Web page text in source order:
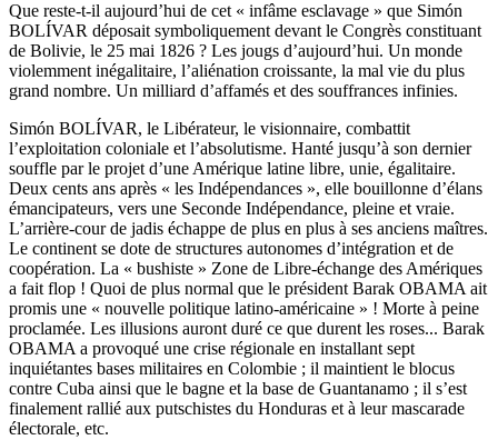
Que reste-t-il aujourd’hui de cet « infâme esclavage » que Simón
BOLÍVAR déposait symboliquement devant le Congrès constituant
de Bolivie, le 25 mai 1826 ? Les jougs d’aujourd’hui. Un monde
violemment inégalitaire, l’aliénation croissante, la mal vie du plus
grand nombre. Un milliard d’affamés et des souffrances infinies.
Simón BOLÍVAR, le Libérateur, le visionnaire, combattit
l’exploitation coloniale et l’absolutisme. Hanté jusqu’à son dernier
souffle par le projet d’une Amérique latine libre, unie, égalitaire.
Deux cents ans après « les Indépendances », elle bouillonne d’élans
émancipateurs, vers une Seconde Indépendance, pleine et vraie.
L’arrière-cour de jadis échappe de plus en plus à ses anciens maîtres.
Le continent se dote de structures autonomes d’intégration et de
coopération. La « bushiste » Zone de Libre-échange des Amériques
a fait flop ! Quoi de plus normal que le président Barak OBAMA ait
promis une « nouvelle politique latino-américaine » ! Morte à peine
proclamée. Les illusions auront duré ce que durent les roses... Barak
OBAMA a provoqué une crise régionale en installant sept
inquiétantes bases militaires en Colombie ; il maintient le blocus
contre Cuba ainsi que le bagne et la base de Guantanamo ; il s’est
finalement rallié aux putschistes du Honduras et à leur mascarade
électorale, etc.